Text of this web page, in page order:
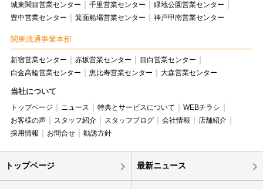
城東関目営業センター
千里営業センター
緑地公園営業センター
豊中営業センター
箕面船場営業センター 神戸甲南営業センター
関東流通事業本部
新宿営業センター 赤坂営業センター
目白営業センター
白金高輪営業センター
恵比寿営業センター 大森営業センター
当社について
トップページ ニュース 特典とサービスについて
WEBチラシ
お客様の声
スタッフ紹介 スタッフブログ 会社情報
店舗紹介
採用情報
お問合せ 勧誘方針
トップページ 最新ニュース